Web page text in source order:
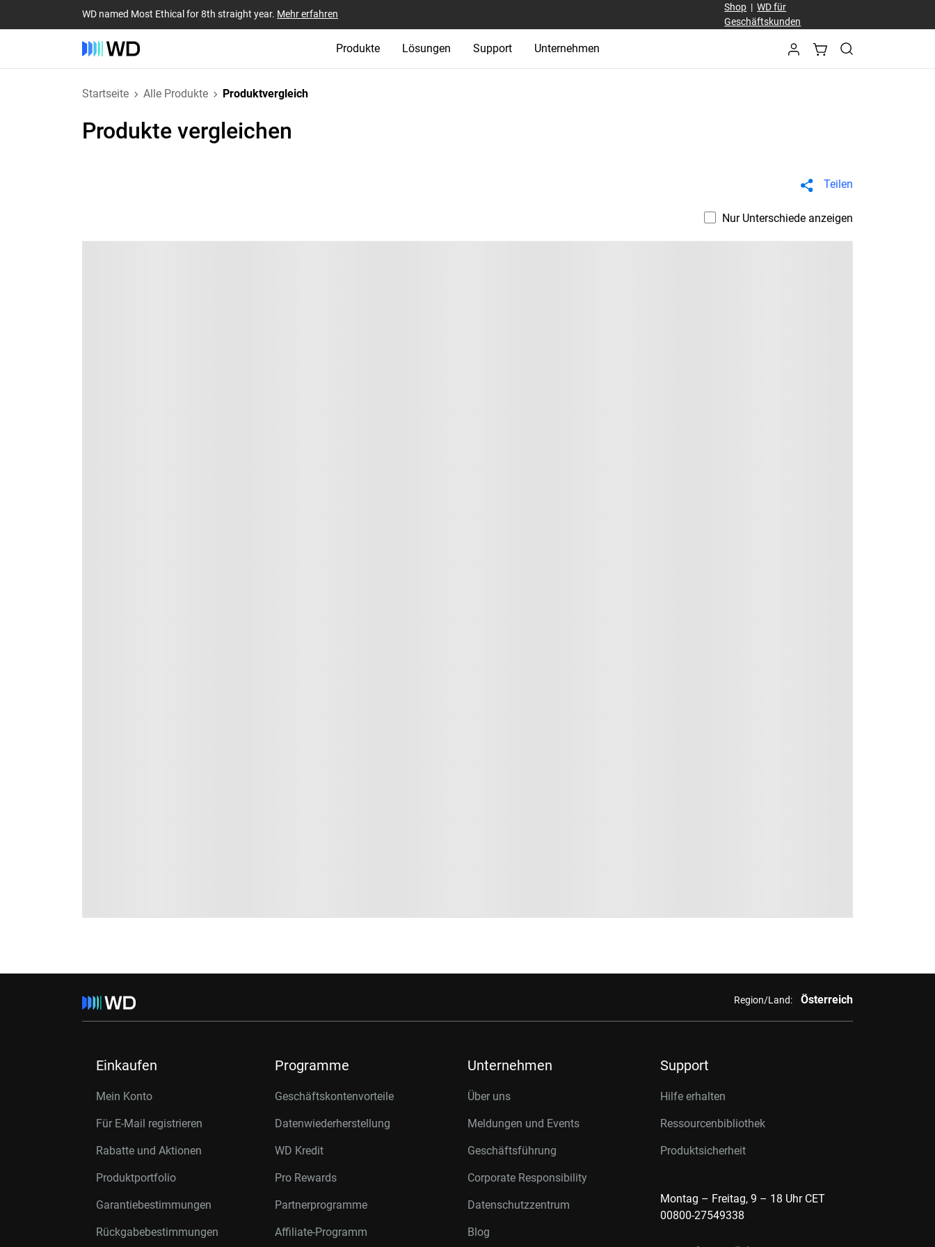
WD named Most Ethical for 8th straight year. Mehr erfahren
Shop |WD für
Geschäftskunden
Produkte Lösungen Support Unternehmen
Startseite Alle Produkte Produktvergleich
Produkte vergleichen
Teilen
Nur Unterschiede anzeigen
Region/Land: Österreich
Einkaufen
Mein Konto
Für E-Mail registrieren
Rabatte und Aktionen
Produktportfolio
Garantiebestimmungen
Rückgabebestimmungen
Programme
Geschäftskontenvorteile
Datenwiederherstellung
WD Kredit
Pro Rewards
Partnerprogramme
Affiliate-Programm
Unternehmen
Über uns
Meldungen und Events
Geschäftsführung
Corporate Responsibility
Datenschutzzentrum
Blog
Support
Hilfe erhalten
Ressourcenbibliothek
Produktsicherheit
Montag – Freitag, 9 – 18 Uhr CET
00800-27549338